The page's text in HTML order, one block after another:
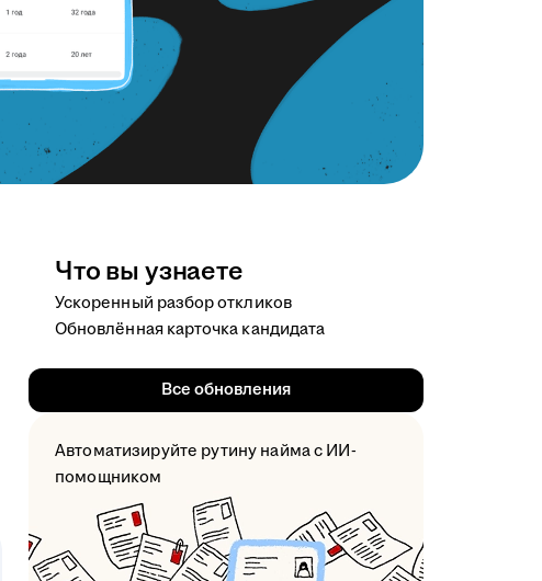
Что вы узнаете
Ускоренный разбор откликов
Обновлённая карточка кандидата
Все обновления
Автоматизируйте рутину найма с ИИ-
помощником